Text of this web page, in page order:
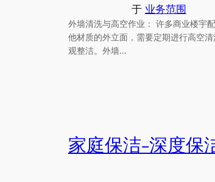
于 业务范围
外墙清洗与高空作业： 许多商业楼宇
他材质的外立面，需要定期进行高空
观整洁。外墙…
家庭保洁-深度保